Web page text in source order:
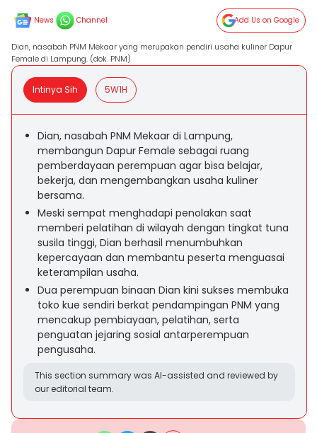
News Channel Add Us on Google
Dian, nasabah PNM Mekaar yang merupakan pendiri usaha kuliner Dapur
Female di Lampung. (dok. PNM)
Intinya Sih 5W1H
Dian, nasabah PNM Mekaar di Lampung,
membangun Dapur Female sebagai ruang
pemberdayaan perempuan agar bisa belajar,
bekerja, dan mengembangkan usaha kuliner
bersama.
Meski sempat menghadapi penolakan saat
memberi pelatihan di wilayah dengan tingkat tuna
susila tinggi, Dian berhasil menumbuhkan
kepercayaan dan membantu peserta menguasai
keterampilan usaha.
Dua perempuan binaan Dian kini sukses membuka
toko kue sendiri berkat pendampingan PNM yang
mencakup pembiayaan, pelatihan, serta
penguatan jejaring sosial antarperempuan
pengusaha.
This section summary was AI-assisted and reviewed by
our editorial team.